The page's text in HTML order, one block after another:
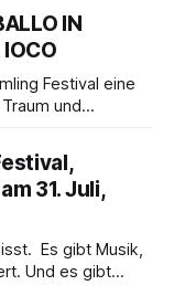
Akt jedoch
IN
Festival eine
und
getragen von
musikalisch
31. Juli,
Und es gibt